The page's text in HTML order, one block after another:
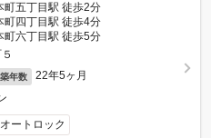
町五丁目駅 徒歩2分
町四丁目駅 徒歩4分
町六丁目駅 徒歩5分
築年数 22年5ヶ月
オートロック